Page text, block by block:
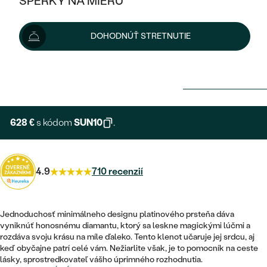
KOMBINOVANÉ ZLATO
PODĽA ŠTÝLU
ETERNITY
VYKROJENÉ
VINTAGE
NETRADIČNÉ
TEPANÉ
POSTRANNÉ DRAHOKAMY
HALO
VINTAGE
SET ZÁSNUBNÉHO PRSTEŇA A
NETRADIČNÉ
ZOSTAVTE SI PRSTEŇ
ZAČAŤ S PRSTEŇOM
VÝPREDAJ
ŠPERKY ČO POMÁHAJÚ
NÁUŠNICE
PRSTENE
PRÍVESKY
SETY
PÁNSKE ŠPERKY
PLATINOVÉ
NAPICHOVACIE
MINIMALISTICKÉ
VISIACE
SOLITÉR
V TVARE SRDCA
ZLATÉ
STRIEBORNÉ
PODĽA ŠTÝLU
SOLITÉR
NARODENIE DIEŤAŤA
SO ZNAMENÍM ZVEROKRUHU
MINIMALISTICKÉ
VÝPREDAJ
STRIEBORNÉ
PODĽA ŠTÝLU
ETERNITY
MINIMALISTICKÉ
DOHODNÚŤ STRETNUTIE
698 €
628 €s kódom SUN10 .
4.9 710 recenzií
Jednoduchosť minimálneho designu platinového prsteňa dáva
vyniknúť honosnému diamantu, ktorý sa leskne magickými lúčmi a
rozdáva svoju krásu na míle ďaleko. Tento klenot učaruje jej srdcu, aj
keď obyčajne patrí celé vám. Nežiarlite však, je to pomocník na ceste
lásky, sprostredkovateľ vášho úprimného rozhodnutia.